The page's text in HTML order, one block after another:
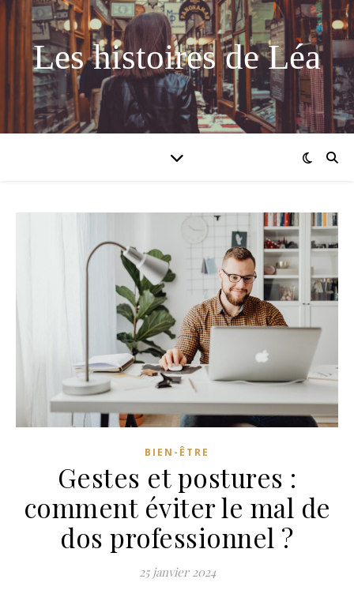
Les histoires de Léa
BIEN-ÊTRE
Gestes et postures :
comment éviter le mal de
dos professionnel ?
25 janvier 2024